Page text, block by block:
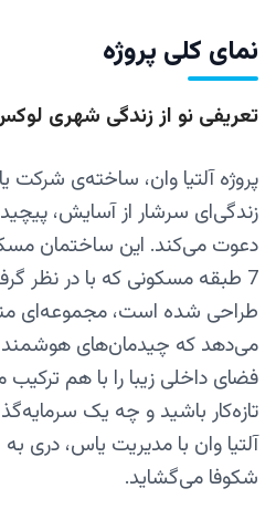
نمای کلی پروژه
تعریفی نو اززندگی شهری
پروژه آلتیا وان، ساخته‌ی شرکت
زندگی‌ای سرشار از آسایش،
دعوت می‌کند. این ساختمان
7 طبقه مسکونی که با در نظر
طراحی شده است، مجموعه‌ای
می‌دهد که چیدمان‌های
فضای داخلی زیبا را با هم
تازه‌کار باشید و چه یک
آلتیا وان با مدیریت یاس،
شکوفا می‌گشاید.